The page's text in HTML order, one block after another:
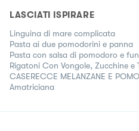
LASCIATI ISPIRARE
Linguina di mare complicata
Pasta ai due pomodorini e panna
Pasta con salsa di pomodoro e
Rigatoni Con Vongole, Zucchine e
CASERECCE MELANZANE E
Amatriciana